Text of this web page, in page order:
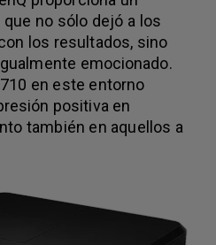
no sólo dejó a los
los resultados, sino
emocionado.
en este entorno
positiva en
también en aquellos a